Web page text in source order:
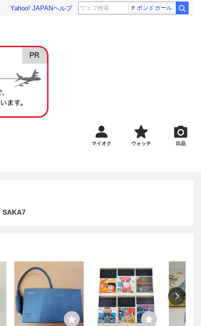
Yahoo! JAPANヘルプ ボンドガール
マイオク ウォッチ 出品